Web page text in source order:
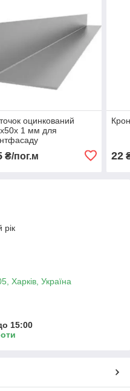
оцинкований
1 мм для
₴/пог.м 22
рік
Харків, Україна
15:00